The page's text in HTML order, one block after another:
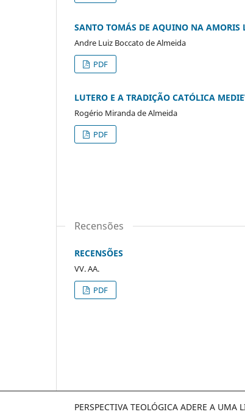
SANTO TOMÁS DE AQUINO NA AMORIS
Andre Luiz Boccato de Almeida
PDF
LUTERO E A TRADIÇÃO CATÓLICA
Rogério Miranda de Almeida
PDF
Recensões
RECENSÕES
VV. AA.
PDF
PERSPECTIVA TEOLÓGICA ADERE A